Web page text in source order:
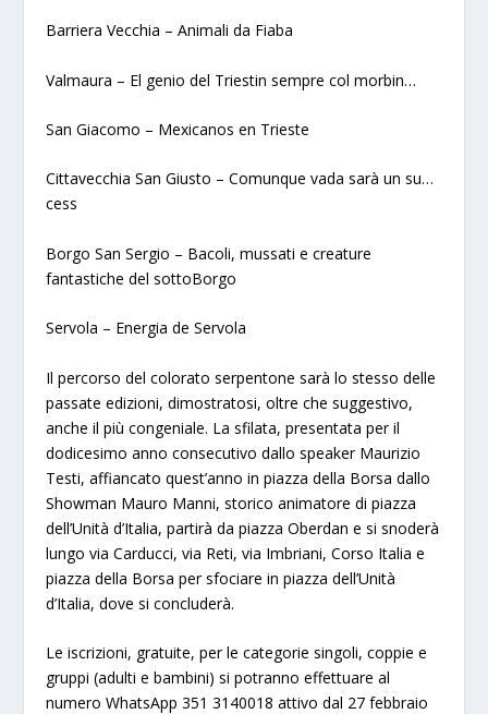
Barriera Vecchia – Animali da Fiaba
Valmaura – El genio del Triestin sempre col morbin…
San Giacomo – Mexicanos en Trieste
Cittavecchia San Giusto – Comunque vada sarà un su…
cess
Borgo San Sergio – Bacoli, mussati e creature
fantastiche del sottoBorgo
Servola – Energia de Servola
Il percorso del colorato serpentone sarà lo stesso delle
passate edizioni, dimostratosi, oltre che suggestivo,
anche il più congeniale. La sfilata, presentata per il
dodicesimo anno consecutivo dallo speaker Maurizio
Testi, affiancato quest’anno in piazza della Borsa dallo
Showman Mauro Manni, storico animatore di piazza
dell’Unità d’Italia, partirà da piazza Oberdan e si snoderà
lungo via Carducci, via Reti, via Imbriani, Corso Italia e
piazza della Borsa per sfociare in piazza dell’Unità
d’Italia, dove si concluderà.
Le iscrizioni, gratuite, per le categorie singoli, coppie e
gruppi (adulti e bambini) si potranno effettuare al
numero WhatsApp 351 3140018 attivo dal 27 febbraio